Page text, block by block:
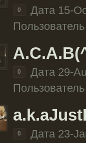
0
Дата 15-
0
Дата 29-
0
Дата 23-